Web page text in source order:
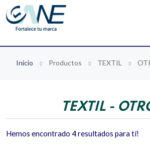
Inicio Productos TEXTIL
TEXTIL -
Hemos encontrado 4resultados para tí!